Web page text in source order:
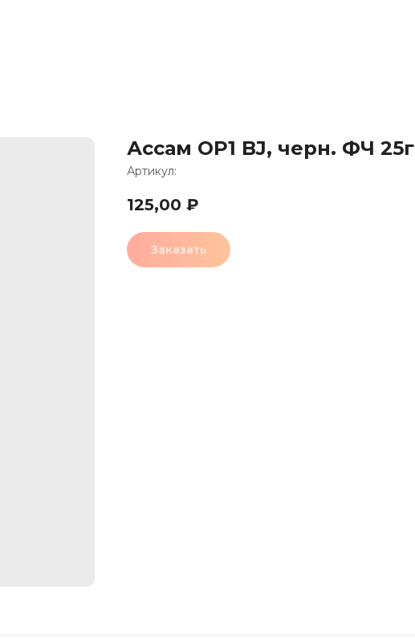
Ассам OP1 BJ, черн. ФЧ 25г
Артикул:
125,00 ₽
Заказать